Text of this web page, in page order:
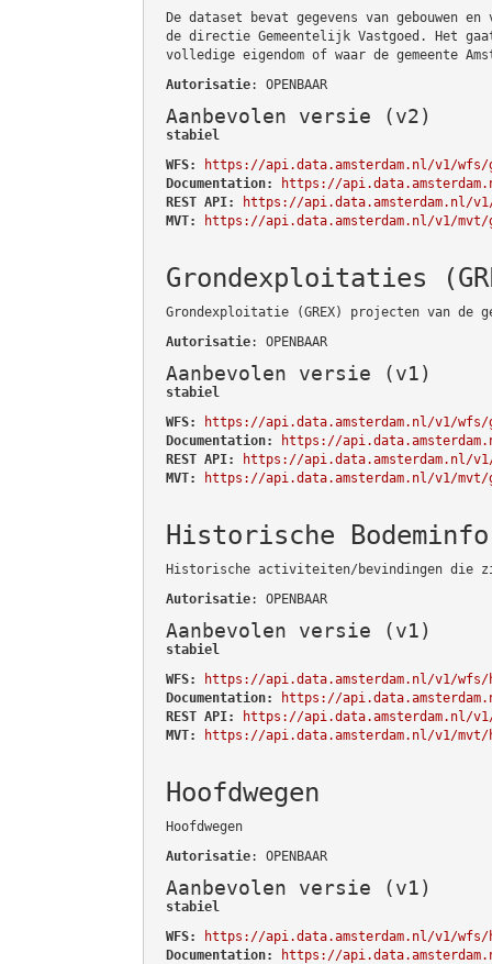
De dataset bevat gegevens van gebouwen
de directie Gemeentelijk Vastgoed. Het
volledige eigendom of waar de gemeente
Autorisatie: OPENBAAR
Aanbevolen versie (v2)
stabiel
WFS:
https://api.data.amsterdam.nl/v1/wfs/
Documentation:
https://
REST API:
https://api.data.amsterdam.nl/
MVT:
https://api.data.amsterdam.nl/v1/mvt/
Grondexploitaties
Grondexploitatie (GREX) projecten van de
Autorisatie: OPENBAAR
Aanbevolen versie (v1)
stabiel
WFS:
https://api.data.amsterdam.nl/v1/wfs/
Documentation:
https://
REST API:
https://api.data.amsterdam.nl/
MVT:
https://api.data.amsterdam.nl/v1/mvt/
Historische
Historische activiteiten/bevindingen die
Autorisatie: OPENBAAR
Aanbevolen versie (v1)
stabiel
WFS:
https://api.data.amsterdam.nl/v1/wfs/
Documentation:
https://
REST API:
https://api.data.amsterdam.nl/
MVT:
https://api.data.amsterdam.nl/v1/mvt/
Hoofdwegen
Hoofdwegen
Autorisatie: OPENBAAR
Aanbevolen versie (v1)
stabiel
WFS:
https://api.data.amsterdam.nl/v1/wfs/
Documentation:
https://